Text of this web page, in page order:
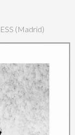
(Madrid)